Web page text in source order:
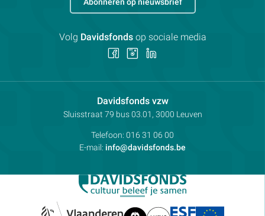
Davidsfonds vzwContactpersoon:
Adres:
Sluisstraat 79 bus 03.01, 3000 Leuven
Telefoon: 016 31 06 00
E-mail: info@davidsfonds.be
Volg Davidsfondsop sociale media
Volg Volg